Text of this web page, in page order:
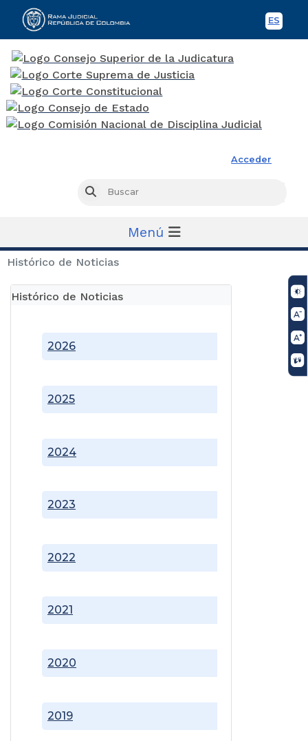
ES
Acceder
Buscar
Menú
Histórico de Noticias
Histórico de Noticias
2019
2020
2021
2022
2023
2024
2025
2026